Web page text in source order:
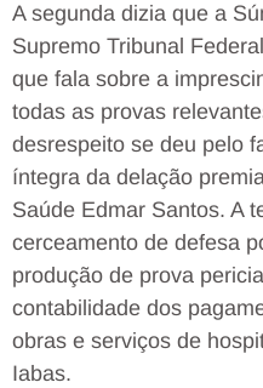
A segunda dizia que a
Supremo Tribunal
que fala sobre a
todas as provas
desrespeito se deu pelo
íntegra da delação
Saúde Edmar Santos. A
cerceamento de defesa
produção de prova
contabilidade dos
obras e serviços de
Iabas.